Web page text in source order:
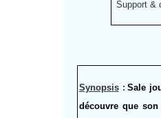
Support &
Synopsis: Sale
découvre que